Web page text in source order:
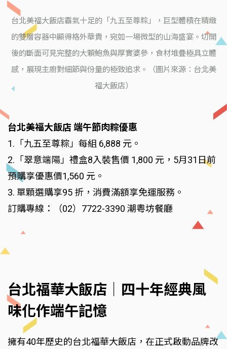
台北美福大飯店霸氣十足的「九五至尊粽」，巨型體積在精緻
的雙層容器中顯得格外華貴，宛如一場微型的山海盛宴。切開
後的斷面可見完整的大顆鮑魚與厚實婆參，食材堆疊極具立體
感，展現主廚對細節與份量的極致追求。（圖片來源：台北美
福大飯店）
台北美福大飯店 端午節肉粽優惠
1.「九五至尊粽」每組 6,888 元。
2.「翠意端陽」禮盒8入裝售價 1,800 元，5月31日前
預購享優惠價1,560 元。
3. 單顆選購享95 折，消費滿額享免運服務。
訂購專線：（02）7722-3390 潮粵坊餐廳
台北福華大飯店｜四十年經典風
味化作端午記憶
擁有40年歷史的台北福華大飯店，在正式啟動品牌改